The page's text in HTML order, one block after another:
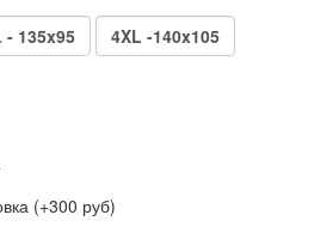
- 135x95 4XL -140x105
(+300 руб)